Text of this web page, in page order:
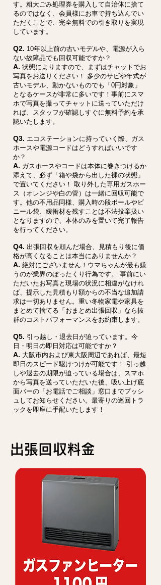
す。粗大ごみ処理券を購入して自治体に捨て
るのではなく、会員様にお車で持ち込んでい
ただくことで、完全無料での引き取りを実現
しています。
Q2. 10年以上前の古いモデルや、電源が入ら
ない故障品でも回収可能ですか？
A. 状態によりますので、まずはチャットでお
写真をお送りください！ 多少のサビや年式が
古いモデル、動かないものでも「0円対象」
となるケースが非常に多いです！事前にスマ
ホで写真を撮ってチャットに送っていただけ
れば、スタッフが確認しすぐに無料予約を承
認いたします。
Q3. エコステーションに持っていく際、ガス
ホースや電源コードはどうすればいいです
か？
A. ガスホースやコードは本体に巻きつけるか
添えて、必ず「箱や袋から出した裸の状態」
で置いてください！ 取り外した専用ガスホー
ス（オレンジや白の管）は一緒に回収可能で
す。他の不用品同様、購入時の段ボールやビ
ニール袋、緩衝材を残すことは不法投棄扱い
となりますので、本体のみを置いて完了報告
を行ってください。
Q4. 出張回収を頼んだ場合、見積もり後に価
格が高くなることは本当にありませんか？
A. 絶対にございません！ウマちゃんが最も嫌
うのが業界のぼったくり行為です。 事前にい
ただいたお写真と現場の状況に相違がなけれ
ば、提示した見積もり額からの不当な追加請
求は一切ありません。重い冬物家電や家具を
まとめて捨てる「おまとめ出張回収」なら抜
群のコストパフォーマンスをお約束します。
Q5. 引っ越し・退去日が迫っています。今
日・明日の即日対応は可能ですか？
A. 大阪市内および東大阪周辺であれば、最短
即日のスピード駆けつけが可能です！ 引っ越
しや退去の期限が迫っている場合は、スマホ
から写真を送っていただいた後、吸い上げ底
面バーの「お電話でご相談」窓口までプッシ
ュしてお知らせください。最寄りの巡回トラ
ックを即座に手配いたします！
​出張回収料金